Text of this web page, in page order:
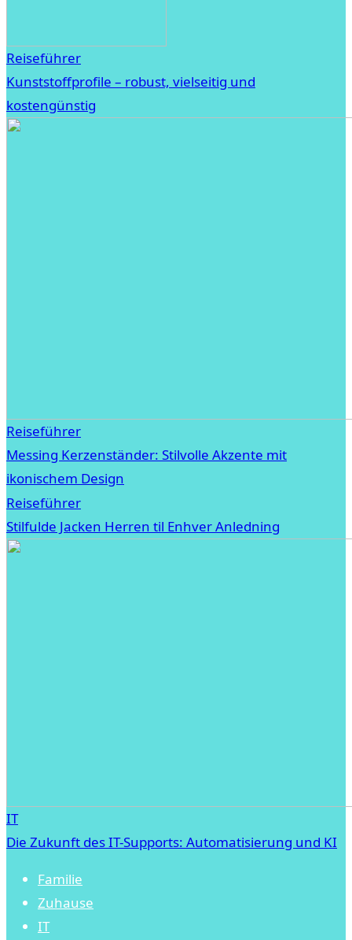
Reiseführer
Kunststoffprofile – robust, vielseitig und
kostengünstig
Reiseführer
Messing Kerzenständer: Stilvolle Akzente mit
ikonischem Design
Reiseführer
Stilfulde Jacken Herren til Enhver Anledning
IT
Die Zukunft des IT-Supports: Automatisierung und KI
Familie
Zuhause
IT